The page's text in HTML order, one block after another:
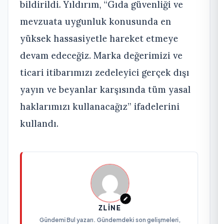
bildirildi. Yıldırım, “Gıda güvenliği ve
mevzuata uygunluk konusunda en
yüksek hassasiyetle hareket etmeye
devam edeceğiz. Marka değerimizi ve
ticari itibarımızı zedeleyici gerçek dışı
yayın ve beyanlar karşısında tüm yasal
haklarımızı kullanacağız” ifadelerini
kullandı.
ZLINE
Gündemi Bul yazarı. Gündemdeki son gelişmeleri,